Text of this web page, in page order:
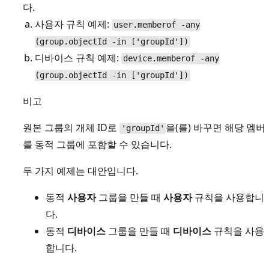
다.
사용자 규칙 예제: user.memberof -any
(group.objectId -in ['groupId'])
디바이스 규칙 예제: device.memberof -any
(group.objectId -in ['groupId'])
비고
원본 그룹의 개체 ID로
'groupId' 을(를) 바꾸면 해당 멤버
를 동적 그룹에 포함할 수 있습니다.
두 가지 예제는 대안입니다.
동적 사용자그룹을 만들 때 사용자규칙을 사용합니
다.
동적 디바이스 그룹을 만들 때 디바이스 규칙을 사용
합니다.